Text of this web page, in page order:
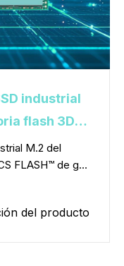
industrial
flash 3D
8 de
5.0
M.2 del
FLASH™ de g...
del producto